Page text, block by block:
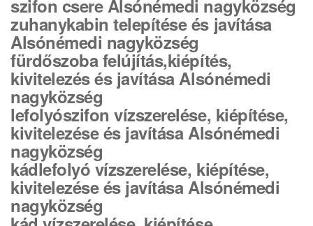
szifon csere Alsónémedi nagyközség
zuhanykabin telepítése és javítása
Alsónémedi nagyközség
fürdőszoba felújítás,kiépítés,
kivitelezés és javítása Alsónémedi
nagyközség
lefolyószifon vízszerelése, kiépítése,
kivitelezése és javítása Alsónémedi
nagyközség
kádlefolyó vízszerelése, kiépítése,
kivitelezése és javítása Alsónémedi
nagyközség